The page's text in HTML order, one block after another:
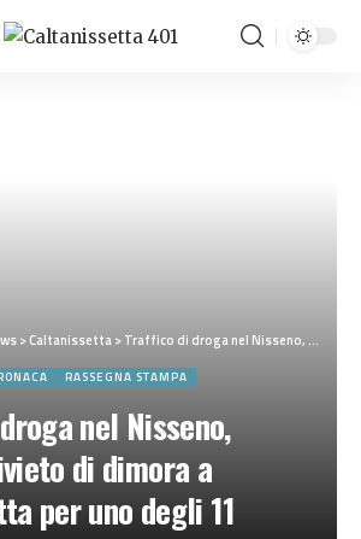
>Caltanissetta>Traffico di droga nel Nisseno, revocato divieto di dimora a Caltanissetta per uno degli 11 indagati
RASSEGNA STAMPA
nel Nisseno,
di dimora a
per uno degli 11